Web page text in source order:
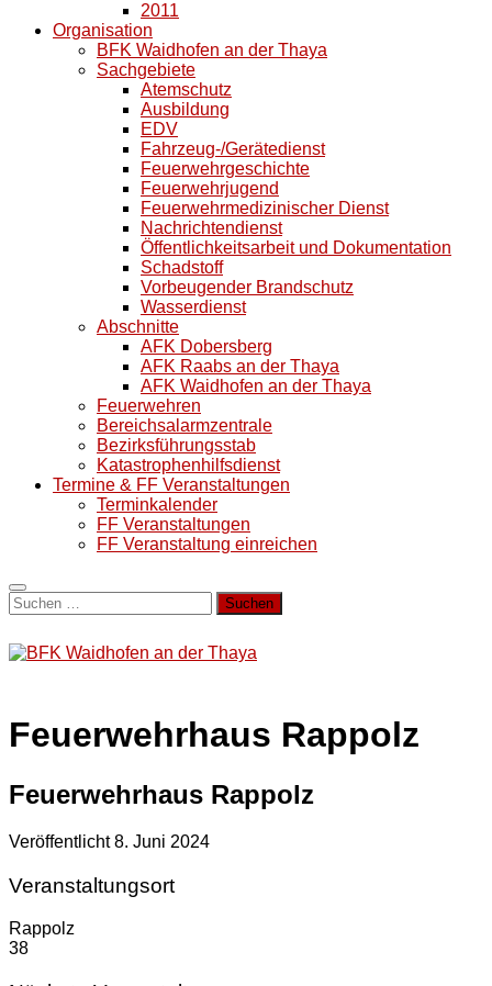
2011
Organisation
BFK Waidhofen an der Thaya
Sachgebiete
Atemschutz
Ausbildung
EDV
Fahrzeug-/Gerätedienst
Feuerwehrgeschichte
Feuerwehrjugend
Feuerwehrmedizinischer Dienst
Nachrichtendienst
Öffentlichkeitsarbeit und Dokumentation
Schadstoff
Vorbeugender Brandschutz
Wasserdienst
Abschnitte
AFK Dobersberg
AFK Raabs an der Thaya
AFK Waidhofen an der Thaya
Feuerwehren
Bereichsalarmzentrale
Bezirksführungsstab
Katastrophenhilfsdienst
Termine & FF Veranstaltungen
Terminkalender
FF Veranstaltungen
FF Veranstaltung einreichen
Suchen
nach:
Feuerwehrhaus Rappolz
Feuerwehrhaus Rappolz
Veröffentlicht8. Juni 2024
Veranstaltungsort
Rappolz
38